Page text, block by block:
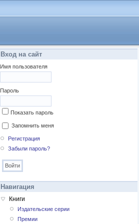
Вход на сайт
Имя пользователя
Пароль
Показать пароль
Запомнить меня
Регистрация
Забыли пароль?
Навигация
Книги
Издательские серии
Премии